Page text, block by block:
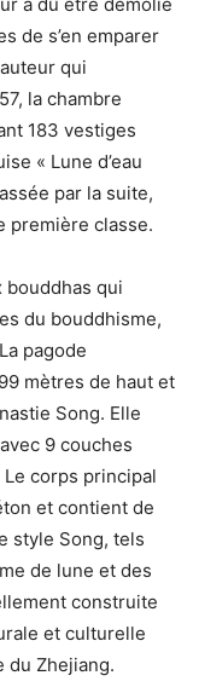
de s’en emparer
qui
la chambre
183 vestiges
« Lune d’eau
par la suite,
première classe.
bouddhas qui
du bouddhisme,
pagode
mètres de haut et
Song. Elle
9 couches
corps principal
et contient de
style Song, tels
de lune et des
construite
et culturelle
du Zhejiang.